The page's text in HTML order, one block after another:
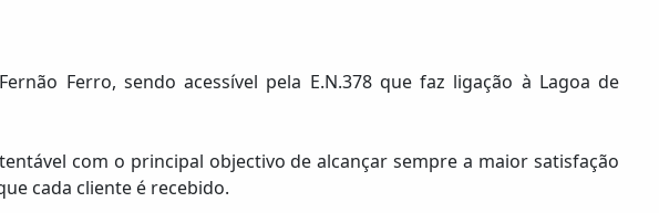
Ferro, sendo acessível pela E.N.378 que faz ligação à Lagoa de
com o principal objectivo de alcançar sempre a maior satisfação
cada cliente é recebido.